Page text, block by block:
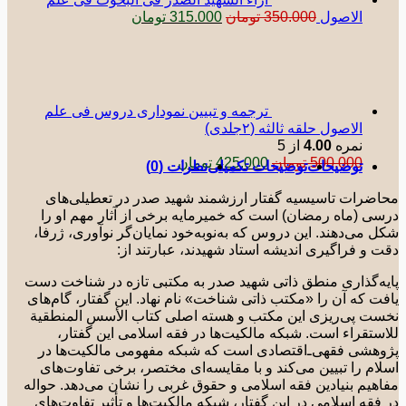
الاصول 350.000 تومانقیمت
315.000 تومانقیمت
ترجمه و تبیین نموداری دروس فی علم
الاصول حلقه ثالثه (٢جلدی)
نمره4.00از 5
500.000 تومانقیمت
500.000 تومان
بود.
425.000 تومانقیمت
فعلی:
425.000 تومان.
توضیحاتتوضیحات تکمیلینظرات (0)
تاسیسیه گفتار ارزشمند شهید صدر در تعطیلی‌های
(ماه رمضان) است که خمیرمایه برخی از آثار مهم او را
می‌دهند. این دروس که به‌نوبه‌خود نمایان‌گر نوآوری، ژرفا،
و فراگیری اندیشه استاد شهیدند، عبارتند از:
منطق ذاتی شهید صدر به مکتبی تازه در شناخت دست
که آن را «مکتب ذاتی شناخت» نام نهاد. این گفتار، گام‌های
پی‌ریزی این مکتب و هسته اصلی کتاب الأسس المنطقیة
است. شبکه مالکیت‌ها در فقه اسلامی این گفتار،
فقهی‌ـ‌اقتصادی است که شبکه مفهومی مالکیت‌ها در
را تبیین می‌کند و با مقایسه‌ای مختصر، برخی تفاوت‌های
بنیادین فقه اسلامی و حقوق غربی را نشان می‌دهد. حواله
فقه اسلامی در این گفتار، شبکه مالکیت‌ها و تأثیر تفاوت‌های